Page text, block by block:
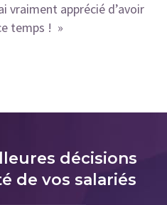
vraiment apprécié d’avoir
temps !
décisions
de vos salariés